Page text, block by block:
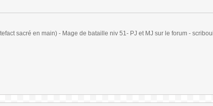
sacré en main) - Mage de bataille niv 51- PJ et MJ sur le forum -